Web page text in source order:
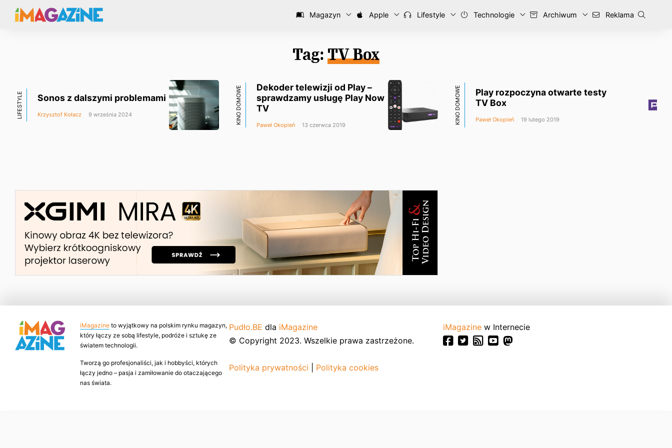
Magazyn Apple Lifestyle Technologie Archiwum Reklama
Tag: TV Box
LIFESTYLE Sonos z dalszymi problemami
Krzysztof Kołacz 9 września 2024 KINO DOMOWE
Dekoder telewizji od Play –
sprawdzamy usługę Play Now
TV
Paweł Okopień 13 czerwca 2019 KINO DOMOWE
Play rozpoczyna otwarte testy
TV Box
Paweł Okopień 19 lutego 2019
iMagazine to wyjątkowy na polskim rynku magazyn,
który łączy ze sobą lifestyle, podróże i sztukę ze
światem technologii.
Tworzą go profesjonaliści, jak i hobbyści, których
łączy jedno – pasja i zamiłowanie do otaczającego
nas świata.
Pudło.BE dla iMagazine
© Copyright 2023. Wszelkie prawa zastrzeżone.
Polityka prywatności Polityka cookies
iMagazine w Internecie